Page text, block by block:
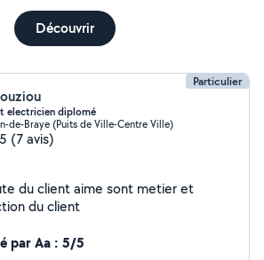
Découvrir
Particulier
electricien diplomé
de-Braye (Puits de Ville-Centre Ville)
(7 avis)
du client aime sont metier et
du client
par Aa : 5/5